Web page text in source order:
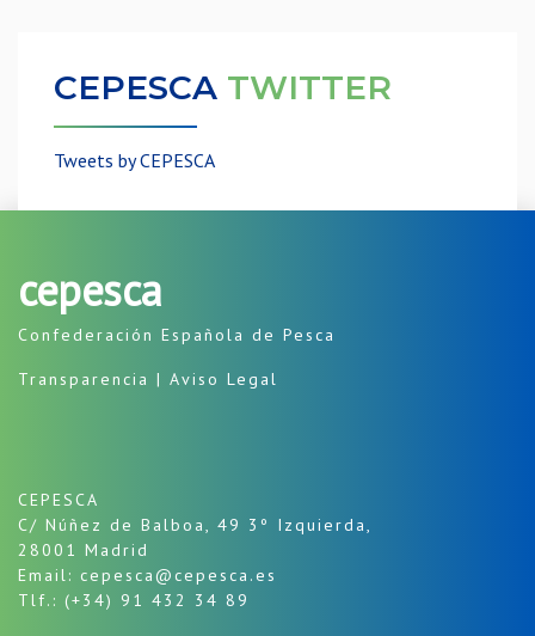
CEPESCA TWITTER
Tweets by CEPESCA
cepesca
Confederación Española de Pesca
Transparencia | Aviso Legal
CEPESCA
C/ Núñez de Balboa, 49 3º Izquierda,
28001 Madrid
Email: cepesca@cepesca.es
Tlf.: (+34) 91 432 34 89